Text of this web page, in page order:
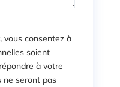
vous consentez à
soient
à votre
ne seront pas